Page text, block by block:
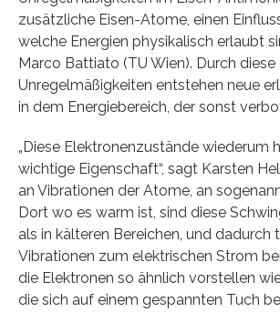
zusätzliche Eisen-Atome, einen
welche Energien physikalisch erlaubt
Marco Battiato (TU Wien). Durch diese
Unregelmäßigkeiten entstehen neue
in dem Energiebereich, der sonst
„Diese Elektronenzustände wiederum
wichtige Eigenschaft“, sagt Karsten
an Vibrationen der Atome, an
Dort wo es warm ist, sind diese
als in kälteren Bereichen, und dadurch
Vibrationen zum elektrischen Strom
die Elektronen so ähnlich vorstellen
die sich auf einem gespannten Tuch